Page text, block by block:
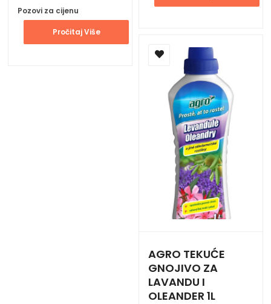
Pozovi za cijenu
Pročitaj Više
AGRO TEKUĆE
GNOJIVO ZA
LAVANDU I
OLEANDER 1L